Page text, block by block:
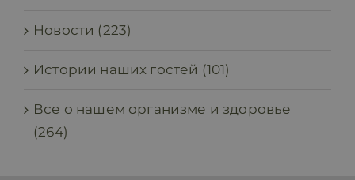
Новости (223)
Истории наших гостей (101)
Все о нашем организме и здоровье
(264)